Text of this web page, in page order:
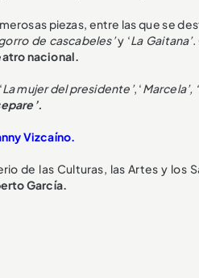
piezas, entre las que se
de cascabeles’y ‘La Gaitana’.
nacional.
La mujer del presidente’, ‘Marcela’,
Vizcaíno.
de las Culturas, las Artes y los
García.